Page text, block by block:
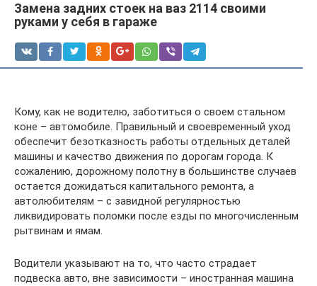
Замена задних стоек на ваз 2114 своими
руками у себя в гараже
Кому, как не водителю, заботиться о своем стальном
коне – автомобиле. Правильный и своевременный уход
обеспечит безотказность работы отдельных деталей
машины и качество движения по дорогам города. К
сожалению, дорожному полотну в большинстве случаев
остается дожидаться капитального ремонта, а
автолюбителям – с завидной регулярностью
ликвидировать поломки после езды по многочисленным
рытвинам и ямам.
Водители указывают на то, что часто страдает
подвеска авто, вне зависимости – иностранная машина